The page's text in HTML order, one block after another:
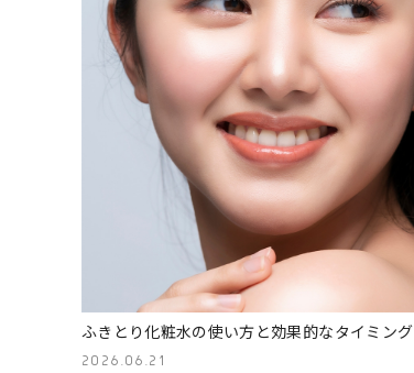
ふきとり化粧水の使い方と効果的なタイミング
2026.06.21